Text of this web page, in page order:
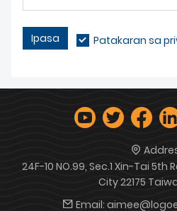
Ipasa Patakaran sa
24F-10 NO.99, Sec.1 Xin-Tai 5th
City 22175
Email: